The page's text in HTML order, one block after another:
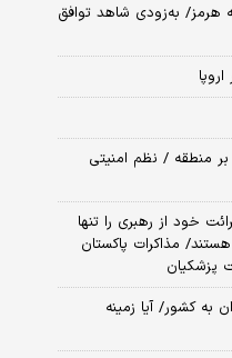
هرمز/ به‌زودی شاهد توافق
بر منطقه / نظم امنیتی
خود از رهبری را تنها
مذاکرات پاکستان
پزشکیان
به کشور/ آیا زمینه